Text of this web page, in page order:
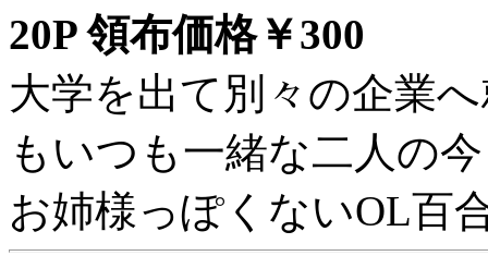
20P 領布価格￥300
大学を出て別々の企業
もいつも一緒な二人の
お姉様っぽくないOL百